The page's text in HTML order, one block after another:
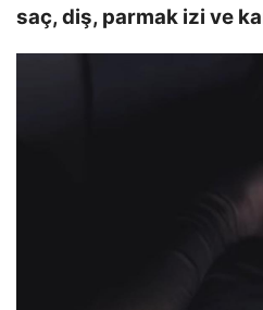
saç, diş, parmak izi ve